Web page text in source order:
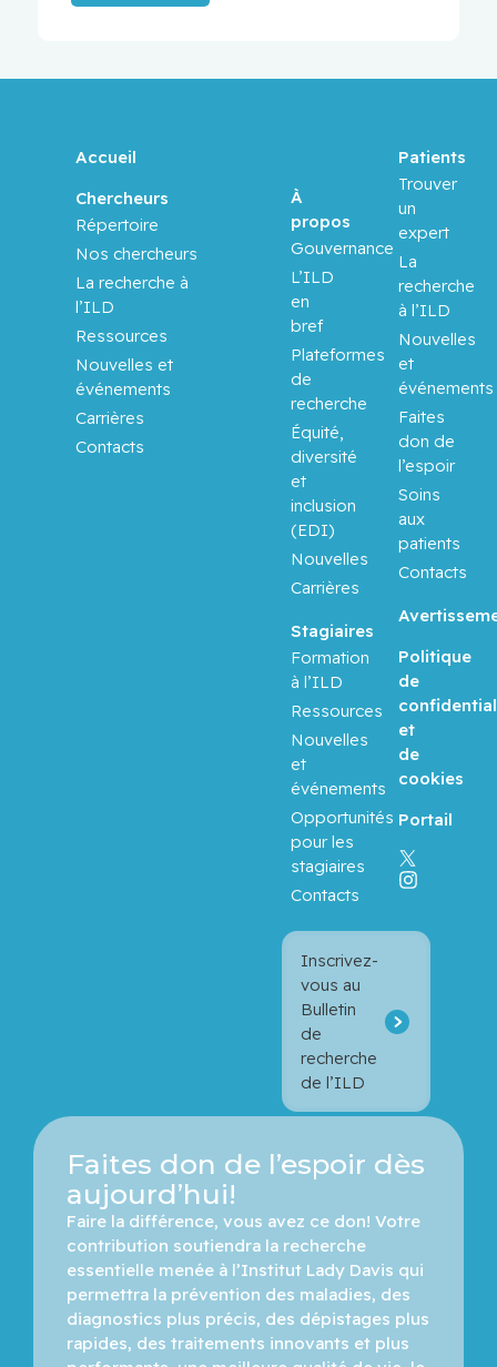
Accueil
Chercheurs
Répertoire
Nos chercheurs
La recherche à
l’ILD
Ressources
Nouvelles et
événements
Carrières
Contacts
Inscrivez-
vous au
Bulletin
de
recherche
de l’ILD
Stagiaires
Formation
à l’ILD
Ressources
Nouvelles
et
événements
Opportunités
pour les
stagiaires
Contacts
À
propos
Gouvernance
L’ILD
en
bref
Plateformes
de
recherche
Équité,
diversité
et
inclusion
(EDI)
Nouvelles
Carrières
Patients
Trouver
un
expert
La
recherche
à l’ILD
Nouvelles
et
événements
Faites
don de
l’espoir
Soins
aux
patients
Contacts
Politique
de
et
de
cookies
Portail
Faites don de l’espoir dès
aujourd’hui!
Faire la différence, vous avez ce don! Votre
contribution soutiendra la recherche
essentielle menée à l’Institut Lady Davis qui
permettra la prévention des maladies, des
diagnostics plus précis, des dépistages plus
rapides, des traitements innovants et plus